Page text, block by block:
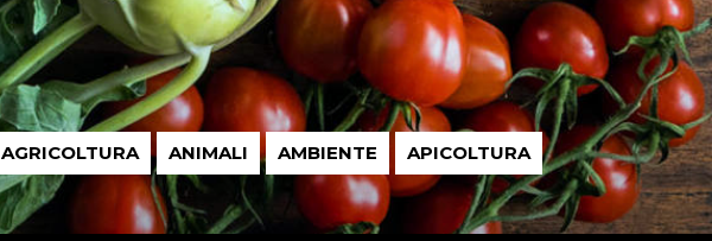
AGRICOLTURA ANIMALI AMBIENTE APICOLTURA